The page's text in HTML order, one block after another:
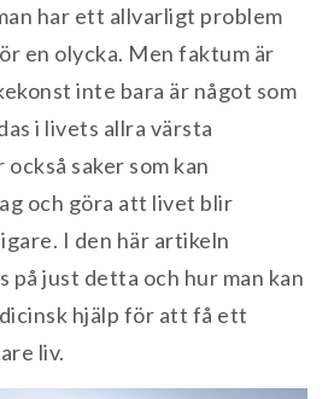
har ett allvarligt problem
en olycka. Men faktum är
inte bara är något som
i livets allra värsta
saker som kan
och göra att livet blir
I den här artikeln
på just detta och hur man kan
hjälp för att få ett
liv.